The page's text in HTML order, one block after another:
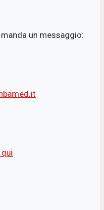
un messaggio: